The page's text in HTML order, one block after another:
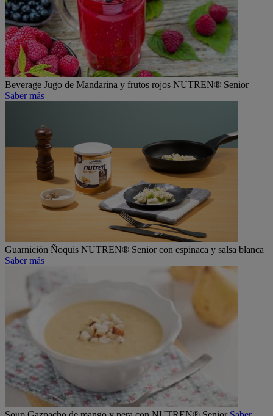
Beverage Jugo de Mandarina y frutos rojos NUTREN® Senior
Saber más
Guarnición Ñoquis NUTREN® Senior con espinaca y salsa blanca
Saber más